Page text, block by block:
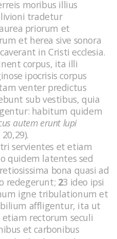
moribus illius
tradetur
priorum et
et herea sive sonora
in Cristi ecclesia.
corpus, ita illi
ipocrisis corpus
venter predictus
sub vestibus, quia
habitum quidem
autem erunt lupi
.
servientes et etiam
quidem latentes sed
bona quasi ad
redegerunt; 23 ideo ipsi
igne tribulationum et
affligentur, ita ut
rectorum seculi
et carbonibus